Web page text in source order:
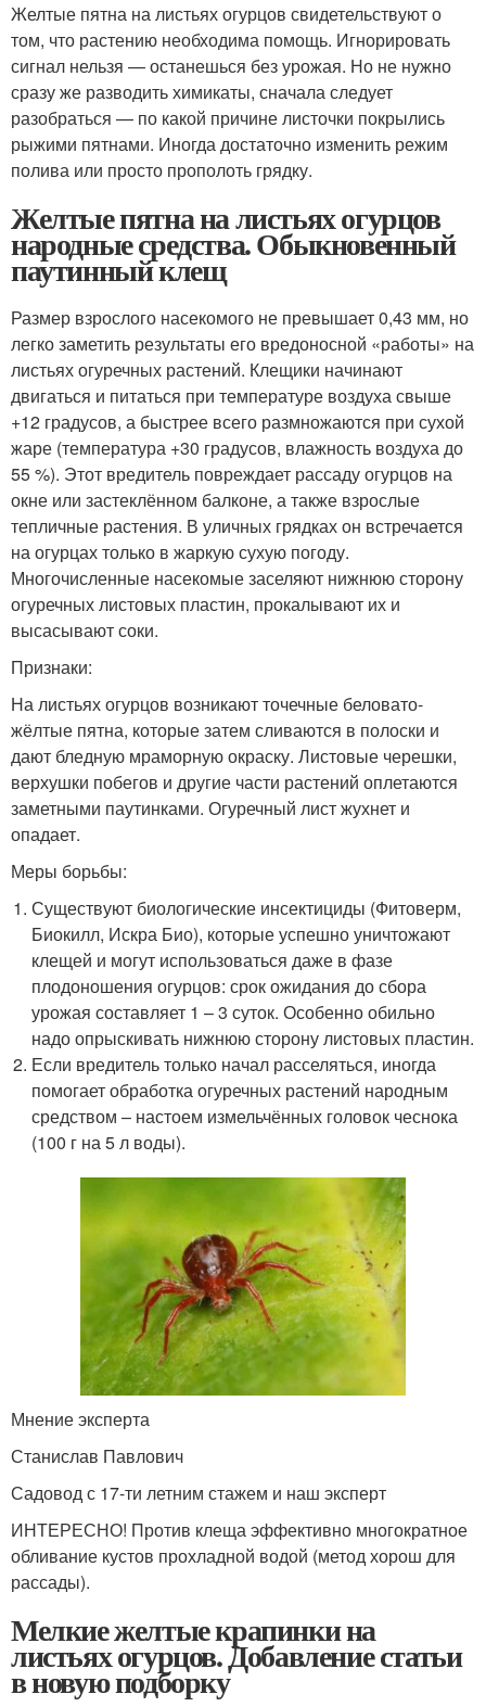
Желтые пятна на листьях огурцов свидетельствуют о
том, что растению необходима помощь. Игнорировать
сигнал нельзя — останешься без урожая. Но не нужно
сразу же разводить химикаты, сначала следует
разобраться — по какой причине листочки покрылись
рыжими пятнами. Иногда достаточно изменить режим
полива или просто прополоть грядку.
Желтые пятна на листьях огурцов
народные средства. Обыкновенный
паутинный клещ
Размер взрослого насекомого не превышает 0,43 мм, но
легко заметить результаты его вредоносной «работы» на
листьях огуречных растений. Клещики начинают
двигаться и питаться при температуре воздуха свыше
+12 градусов, а быстрее всего размножаются при сухой
жаре (температура +30 градусов, влажность воздуха до
55 %). Этот вредитель повреждает рассаду огурцов на
окне или застеклённом балконе, а также взрослые
тепличные растения. В уличных грядках он встречается
на огурцах только в жаркую сухую погоду.
Многочисленные насекомые заселяют нижнюю сторону
огуречных листовых пластин, прокалывают их и
высасывают соки.
Признаки:
На листьях огурцов возникают точечные беловато-
жёлтые пятна, которые затем сливаются в полоски и
дают бледную мраморную окраску. Листовые черешки,
верхушки побегов и другие части растений оплетаются
заметными паутинками. Огуречный лист жухнет и
опадает.
Меры борьбы:
Существуют биологические инсектициды (Фитоверм,
Биокилл, Искра Био), которые успешно уничтожают
клещей и могут использоваться даже в фазе
плодоношения огурцов: срок ожидания до сбора
урожая составляет 1 – 3 суток. Особенно обильно
надо опрыскивать нижнюю сторону листовых пластин.
Если вредитель только начал расселяться, иногда
помогает обработка огуречных растений народным
средством – настоем измельчённых головок чеснока
(100 г на 5 л воды).
Мнение эксперта
Станислав Павлович
Садовод с 17-ти летним стажем и наш эксперт
ИНТЕРЕСНО! Против клеща эффективно многократное
обливание кустов прохладной водой (метод хорош для
рассады).
Мелкие желтые крапинки на
листьях огурцов. Добавление статьи
в новую подборку